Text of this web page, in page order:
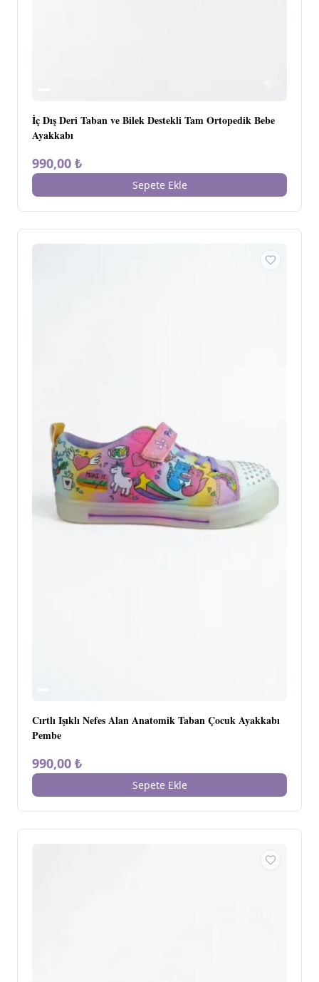
İç Dış Deri Taban ve Bilek Destekli Tam Ortopedik Bebe
Ayakkabı
990,00 ₺
Sepete Ekle
Cırtlı Işıklı Nefes Alan Anatomik Taban Çocuk Ayakkabı
Pembe
990,00 ₺
Sepete Ekle